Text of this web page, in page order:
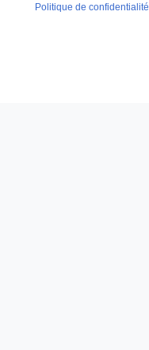
Politique de confidentialité